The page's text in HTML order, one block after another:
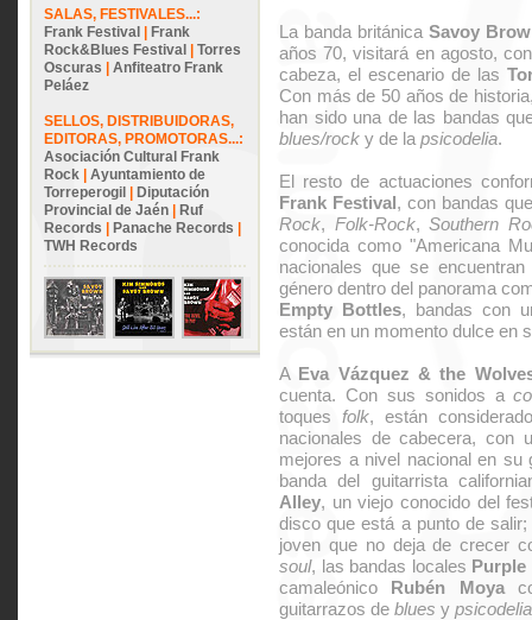
SALAS, FESTIVALES...:
Frank Festival
Frank
Rock&Blues Festival
Torres
Oscuras
Anfiteatro Frank
Peláez
SELLOS, DISTRIBUIDORAS,
EDITORAS, PROMOTORAS...:
Asociación Cultural Frank
Rock
Ayuntamiento de
Torreperogil
Diputación
Provincial de Jaén
Ruf
Records
Panache Records
TWH Records
La banda británica Savoy
años 70, visitará en agosto,
cabeza, el escenario de las
Con más de 50 años de
han sido una de las bandas
blues/rock y de la psicodelia.
El resto de actuaciones
Frank Festival, con bandas
Rock, Folk-Rock,Southern
conocida como "Americana
nacionales que se
género dentro del panorama
Empty Bottles, bandas con
están en un momento dulce en
A Eva Vázquez & the
cuenta. Con sus sonidos a
toques folk, están
nacionales de cabecera, con
mejores a nivel nacional en su
banda del guitarrista
Alley, un viejo conocido del
disco que está a punto de
joven que no deja de crecer
soul, las bandas locales Purple
camaleónico Rubén Moya
guitarrazos de blues y psicodelia